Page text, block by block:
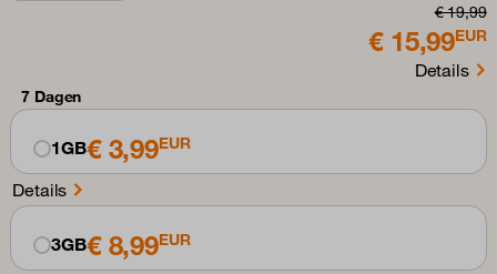
€ 19,99
€ 15,99EUR
Details
7 Dagen
1GB€ 3,99EUR
Details
3GB€ 8,99EUR